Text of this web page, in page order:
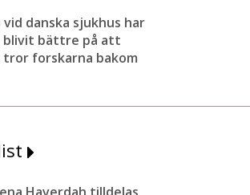
danska sjukhus har
blivit bättre på att
tror forskarna bakom